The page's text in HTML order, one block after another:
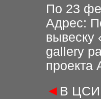
По 23
Адрес:
вывеску
gallery
проекта
◄ В ЦСИ